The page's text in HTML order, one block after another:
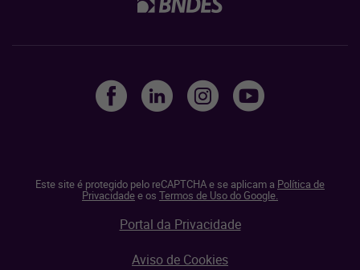
Este site é protegido pelo reCAPTCHA e se aplicam a Política de
Privacidadee os Termos de Uso do Google.
Portal da Privacidade
Aviso de Cookies